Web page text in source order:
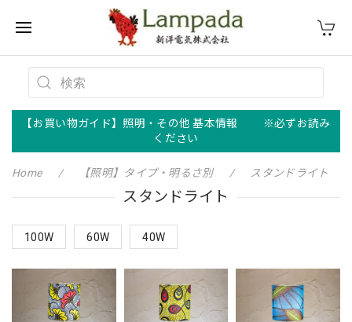
【お買い物ガイド】照明・その他 基本情報 ※必ずお読み
ください
Home 【照明】タイプ・明るさ別 スタンドライト
スタンドライト
100W 60W 40W